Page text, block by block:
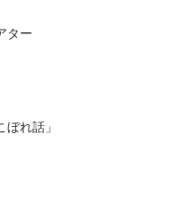
ター
れ話」